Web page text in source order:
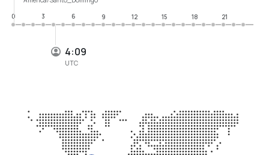
4:09
UTC
0
3 6 9 12 15 18 21